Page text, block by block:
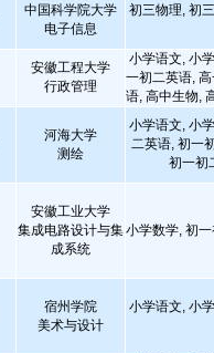
中国科学院大学
电子信息
初三物理, 初
安徽工程大学
行政管理
小学语文, 小
一初二英语,
语, 高中生物,
河海大学
测绘
小学语文, 小
二英语, 初一
初一初
安徽工业大学
集成电路设计与集
成系统
小学数学, 初
宿州学院
美术与设计
小学语文, 小